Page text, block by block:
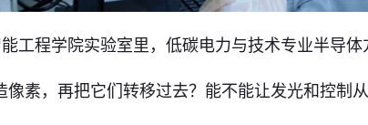
工程学院实验室里，低碳电力与技术专业半导
像素，再把它们转移过去？能不能让发光和控制